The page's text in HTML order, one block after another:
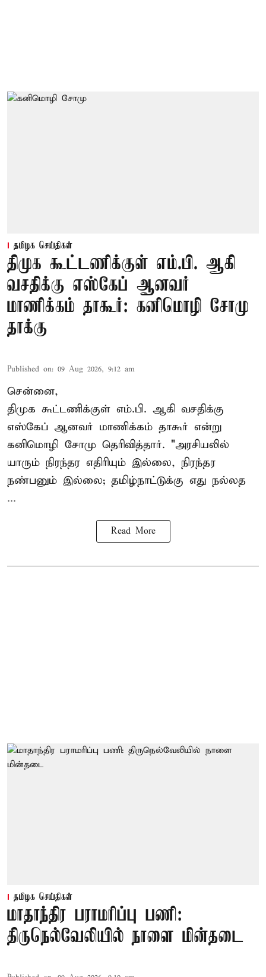
தமிழக செய்திகள்
திமுக கூட்டணிக்குள் எம்.பி. ஆகி
வசதிக்கு எஸ்கேப் ஆனவர்
மாணிக்கம் தாகூர்: கனிமொழி சோமு
தாக்கு
Published on: 09 Aug 2026, 9:12 am
சென்னை,
திமுக கூட்டணிக்குள் எம்.பி. ஆகி வசதிக்கு
எஸ்கேப் ஆனவர் மாணிக்கம் தாகூர் என்று
கனிமொழி சோமு தெரிவித்தார். "அரசியலில்
யாரும் நிரந்தர எதிரியும் இல்லை, நிரந்தர
நண்பனும் இல்லை; தமிழ்நாட்டுக்கு எது நல்லத
...
Read More
தமிழக செய்திகள்
மாதாந்திர பராமரிப்பு பணி:
திருநெல்வேலியில் நாளை மின்தடை